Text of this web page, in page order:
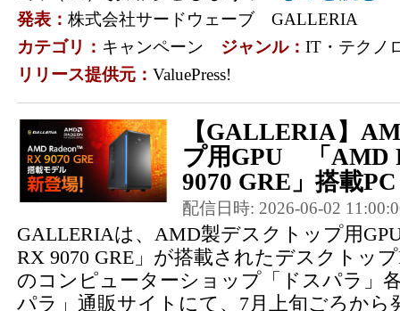
発表： 株式会社サードウェーブ GALLERIA
カテゴリ： キャンペーン ジャンル： IT・テクノ
リリース提供元： ValuePress!
【GALLERIA】
プ用GPU 「AMD
9070 GRE」搭載
配信日時: 2026-06-02
GALLERIAは、AMD製デスクトップ用
RX 9070 GRE」が搭載されたデスクトッ
のコンピューターショップ「ドスパラ」
パラ」通販サイトにて、7月上旬ごろから